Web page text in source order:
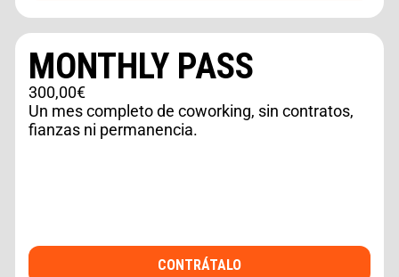
MONTHLY PASS
300,00€
Un mes completo de coworking, sin contratos,
fianzas ni permanencia.
CONTRÁTALO